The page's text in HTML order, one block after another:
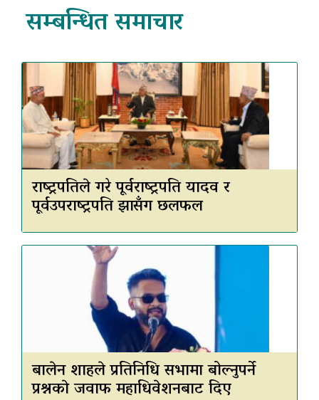
सम्बन्धित समाचार
राष्ट्रपतिले गरे पूर्वराष्ट्रपति यादव र
पूर्वउपराष्ट्रपति झासँग छलफल
बालेन शाहले प्रतिनिधि सभामा बोल्नुपर्ने
प्रश्नकाे जवाफ महाधिवेशनबाट दिए